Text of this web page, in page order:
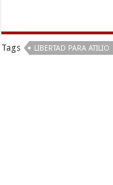
Tags LIBERTAD PARA ATILIO